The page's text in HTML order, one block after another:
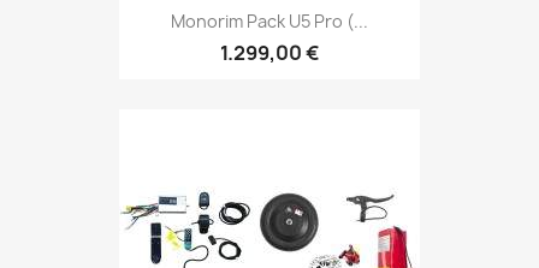
Monorim Pack U5 Pro (...
1.299,00 €